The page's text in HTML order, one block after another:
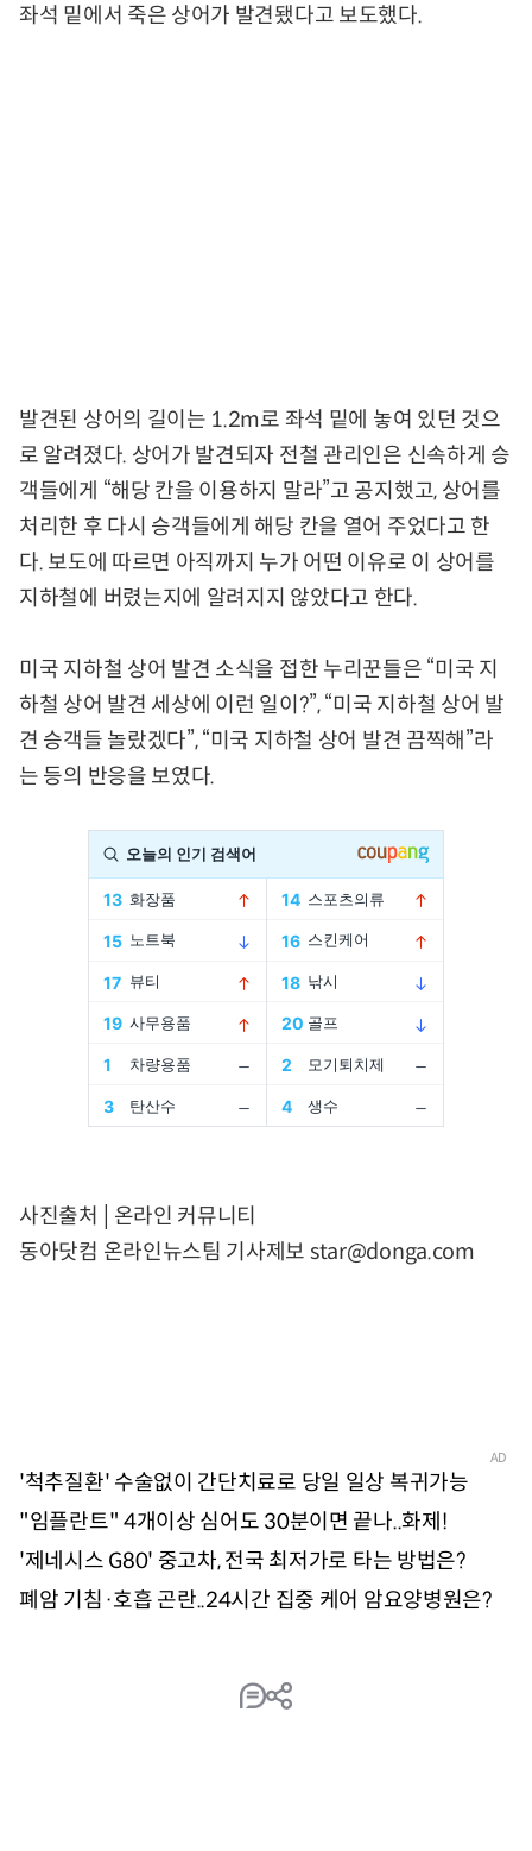
좌석 밑에서 죽은 상어가 발견됐다고 보도했다.
발견된 상어의 길이는 1.2m로 좌석 밑에 놓여 있던 것으
로 알려졌다. 상어가 발견되자 전철 관리인은 신속하게 승
객들에게 “해당 칸을 이용하지 말라”고 공지했고, 상어를
처리한 후 다시 승객들에게 해당 칸을 열어 주었다고 한
다. 보도에 따르면 아직까지 누가 어떤 이유로 이 상어를
지하철에 버렸는지에 알려지지 않았다고 한다.
미국 지하철 상어 발견 소식을 접한 누리꾼들은 “미국 지
하철 상어 발견 세상에 이런 일이?”, “미국 지하철 상어 발
견 승객들 놀랐겠다”, “미국 지하철 상어 발견 끔찍해”라
는 등의 반응을 보였다.
사진출처│온라인 커뮤니티
동아닷컴 온라인뉴스팀 기사제보 star@donga.com